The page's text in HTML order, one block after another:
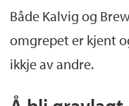
Både Kalvig og
omgrepet er kjent
ikkje av andre.